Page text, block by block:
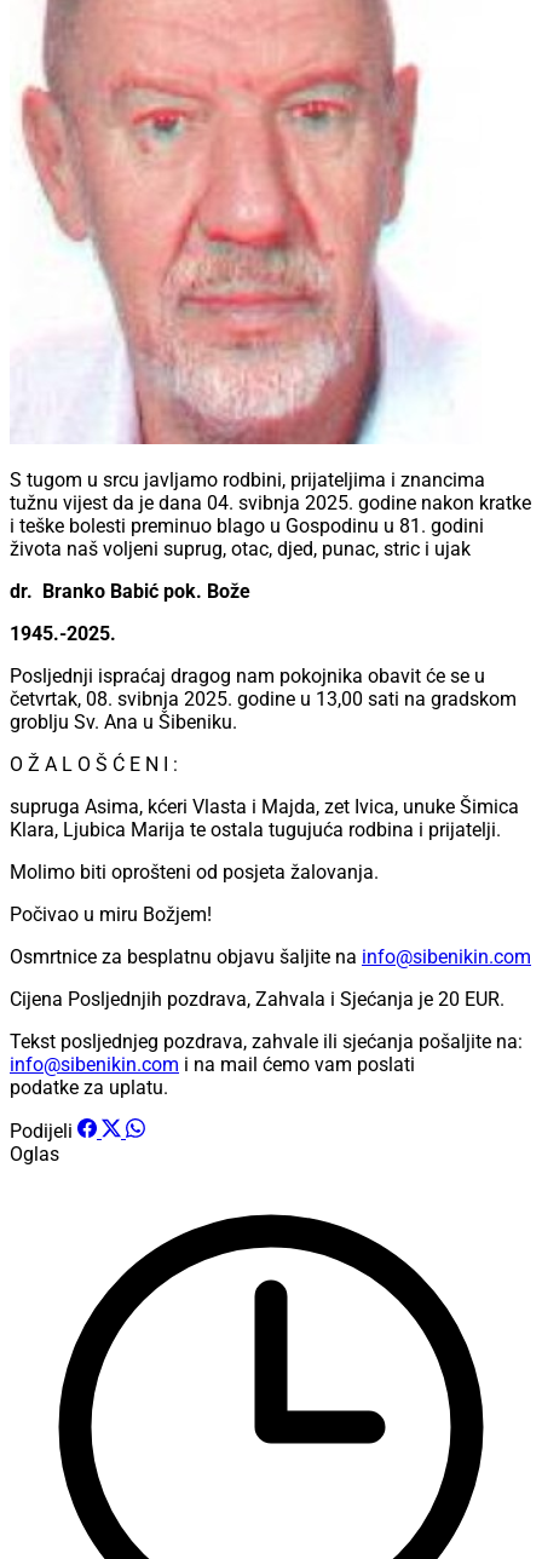
S tugom u srcu javljamo rodbini, prijateljima i znancima
tužnu vijest da je dana 04. svibnja 2025. godine nakon kratke
i teške bolesti preminuo blago u Gospodinu u 81. godini
života naš voljeni suprug, otac, djed, punac, stric i ujak
dr. Branko Babić pok. Bože
1945.-2025.
Posljednji ispraćaj dragog nam pokojnika obavit će se u
četvrtak, 08. svibnja 2025. godine u 13,00 sati na gradskom
groblju Sv. Ana u Šibeniku.
O Ž A L O Š Ć E N I :
supruga Asima, kćeri Vlasta i Majda, zet Ivica, unuke Šimica
Klara, Ljubica Marija te ostala tugujuća rodbina i prijatelji.
Molimo biti oprošteni od posjeta žalovanja.
Počivao u miru Božjem!
Osmrtnice za besplatnu objavu šaljite na info@sibenikin.com
Cijena Posljednjih pozdrava, Zahvala i Sjećanja je 20 EUR.
Tekst posljednjeg pozdrava, zahvale ili sjećanja pošaljite na:
info@sibenikin.com i na mail ćemo vam poslati
podatke za uplatu.
Podijeli
Oglas